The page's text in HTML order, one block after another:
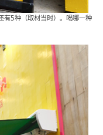
有5种（取材当时）。喝哪一种